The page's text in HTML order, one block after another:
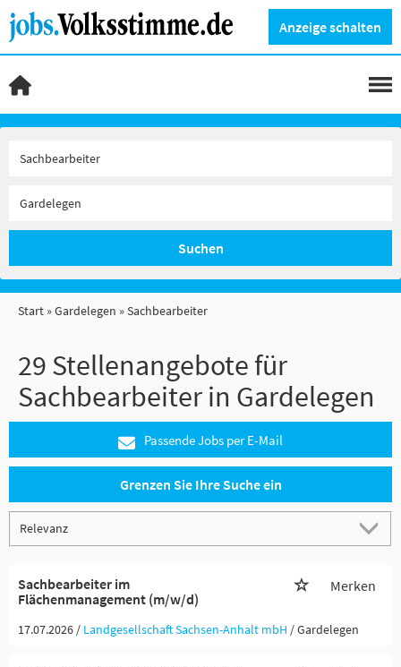
Anzeige schalten
Suchen
Start Gardelegen Sachbearbeiter
29 Stellenangebote für
Sachbearbeiter in Gardelegen
Passende Jobs per E-Mail
Grenzen Sie Ihre Suche ein
Sachbearbeiter im
Flächenmanagement (m/w/d)
Merken
17.07.2026 / Landgesellschaft Sachsen-Anhalt mbH / Gardelegen